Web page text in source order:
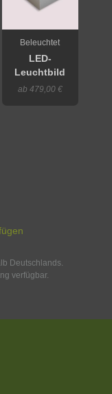
Beleuchtet
LED-
Leuchtbild
ab 479,00 €
Deutschlands.
verfügbar.